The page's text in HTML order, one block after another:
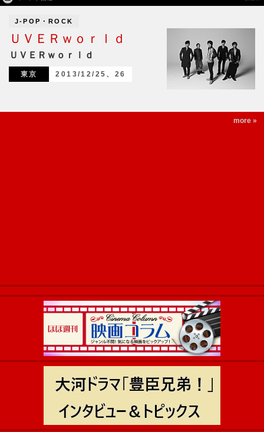
J-POP・ROCK
ＵＶＥＲｗｏｒｌｄ
ＵＶＥＲｗｏｒｌｄ
東京 2013/12/25、26
more »